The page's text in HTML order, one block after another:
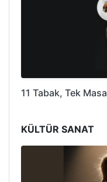
11 Tabak, Tek Masa
KÜLTÜR SANAT